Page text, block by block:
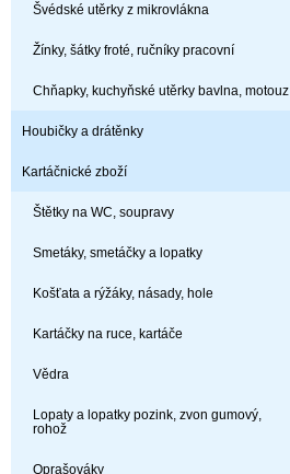
Švédské utěrky z mikrovlákna
Žínky, šátky froté, ručníky pracovní
Chňapky, kuchyňské utěrky bavlna, motouz
Houbičky a drátěnky
Kartáčnické zboží
Štětky na WC, soupravy
Smetáky, smetáčky a lopatky
Košťata a rýžáky, násady, hole
Kartáčky na ruce, kartáče
Vědra
Lopaty a lopatky pozink, zvon gumový,
rohož
Oprašováky